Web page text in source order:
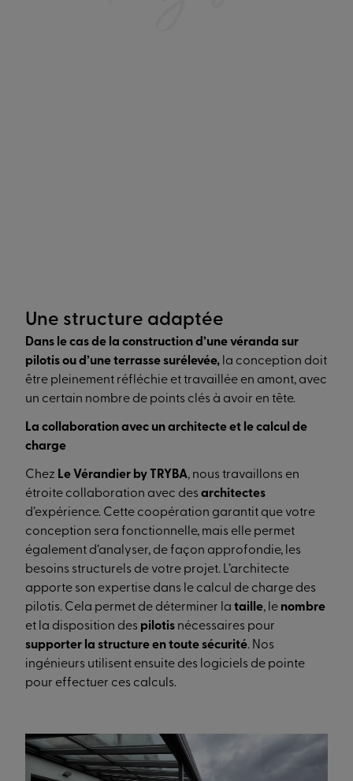
Une structure adaptée
Dans le cas de la construction d’une véranda sur
pilotis ou d’une terrasse surélevée, la conception doit
être pleinement réfléchie et travaillée en amont, avec
un certain nombre de points clés à avoir en tête.
La collaboration avec un architecte et le calcul de
charge
Chez Le Vérandier by TRYBA, nous travaillons en
étroite collaboration avec des architectes
d’expérience. Cette coopération garantit que votre
conception sera fonctionnelle, mais elle permet
également d’analyser, de façon approfondie, les
besoins structurels de votre projet. L’architecte
apporte son expertise dans le calcul de charge des
pilotis. Cela permet de déterminer la taille, le nombre
et la disposition des pilotis nécessaires pour
supporter la structure en toute sécurité. Nos
ingénieurs utilisent ensuite des logiciels de pointe
pour effectuer ces calculs.